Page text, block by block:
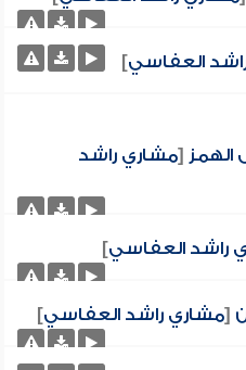
العفاسي]
الهمز [مشاري راشد
راشد العفاسي]
[مشاري راشد العفاسي]